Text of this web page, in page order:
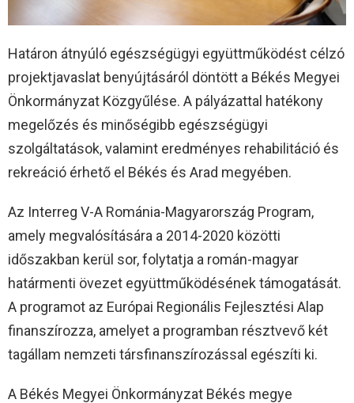
Határon átnyúló egészségügyi együttműködést célzó
projektjavaslat benyújtásáról döntött a Békés Megyei
Önkormányzat Közgyűlése. A pályázattal hatékony
megelőzés és minőségibb egészségügyi
szolgáltatások, valamint eredményes rehabilitáció és
rekreáció érhető el Békés és Arad megyében.
Az Interreg V-A Románia-Magyarország Program,
amely megvalósítására a 2014-2020 közötti
időszakban kerül sor, folytatja a román-magyar
határmenti övezet együttműködésének támogatását.
A programot az Európai Regionális Fejlesztési Alap
finanszírozza, amelyet a programban résztvevő két
tagállam nemzeti társfinanszírozással egészíti ki.
A Békés Megyei Önkormányzat Békés megye